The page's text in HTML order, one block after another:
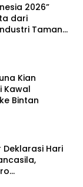
2026”
dari
Taman
di
Kian
Kawal
Bintan
Hari